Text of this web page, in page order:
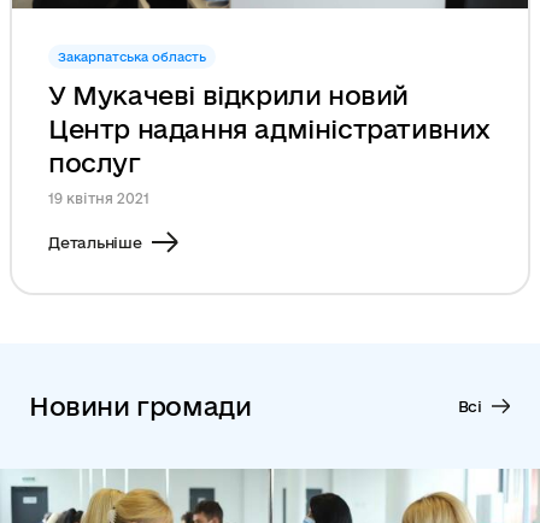
Закарпатська область
У Мукачеві відкрили новий
Центр надання адміністративних
послуг
19 квітня 2021
Детальніше
Новини громади Всі